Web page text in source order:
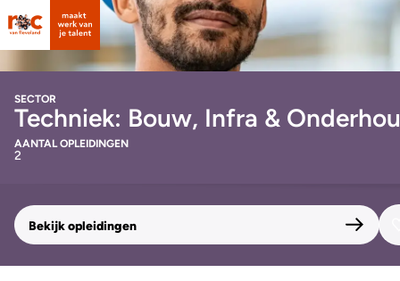
SECTOR
Techniek: Bouw, Infra &
AANTAL OPLEIDINGEN
2
Bekijk opleidingen